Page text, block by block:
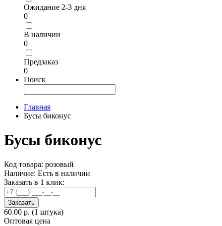
Ожидание 2-3 дня
0
В наличии
0
Предзаказ
0
Поиск
Главная
Бусы биконус
Бусы биконус
Код товара: розовый
Наличие: Есть в наличии
Заказать в 1 клик:
Заказать
60.00 р. (1 штука)
Оптовая цена